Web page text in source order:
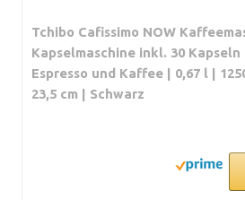
Tchibo Cafissimo NOW
Kapselmaschine inkl. 30
Espresso und Kaffee | 0,67 l |
23,5 cm | Schwarz